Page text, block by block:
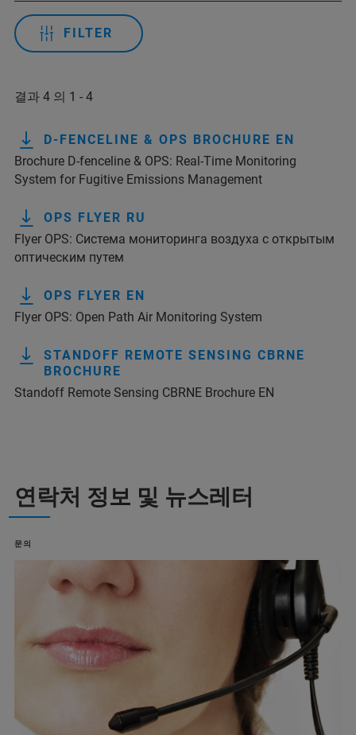
FILTER
결과 4 의 1 - 4
D-FENCELINE & OPS BROCHURE EN
Brochure D-fenceline & OPS: Real-Time Monitoring
System for Fugitive Emissions Management
OPS FLYER RU
Flyer OPS: Система мониторинга воздуха с открытым
оптическим путем
OPS FLYER EN
Flyer OPS: Open Path Air Monitoring System
STANDOFF REMOTE SENSING CBRNE
BROCHURE
Standoff Remote Sensing CBRNE Brochure EN
연락처 정보 및 뉴스레터
문의